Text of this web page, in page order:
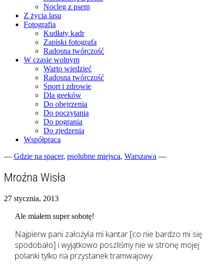
Nocleg z psem
Z życia lasu
Fotografia
Kudłaty kadr
Zapiski fotografa
Radosna twórczość
W czasie wolnym
Warto wiedzieć
Radosna twórczość
Sport i zdrowie
Dla geeków
Do obejrzenia
Do poczytania
Do pogrania
Do zjedzenia
Współpraca
zgranestado.pl
— Gdzie na spacer, psolubne miejsca, Warszawa —
Mroźna Wisła
27 stycznia, 2013
Ale miałem super sobotę!
Najpierw pani założyła mi kantar [co nie bardzo mi się
spodobało] i wyjątkowo poszliśmy nie w stronę mojej
polanki tylko na przystanek tramwajowy.